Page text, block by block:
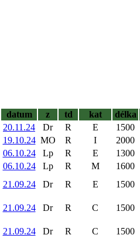
datum
z td kat délka
20.11.24
Dr R E 1500
19.10.24 MO R I 2000
06.10.24
Lp R E 1300
06.10.24
Lp R M 1600
21.09.24
Dr R E 1500
21.09.24 Dr R C 1500
21.09.24 Dr R C 1500